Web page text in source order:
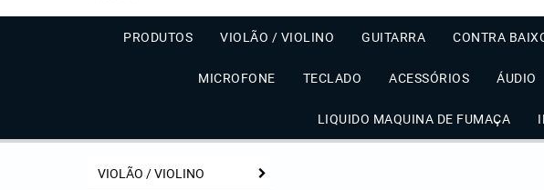
PRODUTOS VIOLÃO / VIOLINO GUITARRA CONTRA
MICROFONE TECLADO ACESSÓRIOS ÁUDIO
LIQUIDO MAQUINA DE FUMAÇA
VIOLÃO / VIOLINO